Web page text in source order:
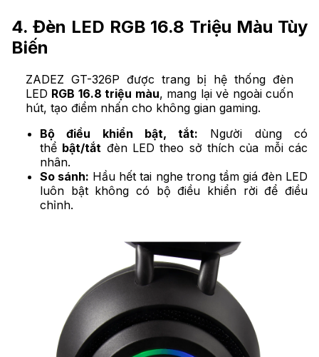
4. Đèn LED RGB 16.8 Triệu Màu Tùy
Biến
ZADEZ GT-326P được trang bị hệ thống đèn
LED RGB 16.8 triệu màu, mang lại vẻ ngoài cuốn
hút, tạo điểm nhấn cho không gian gaming.
Bộ điều khiển bật, tắt: Người dùng có
thể bật/tắt đèn LED theo sở thích của mỗi các
nhân.
So sánh: Hầu hết tai nghe trong tầm giá đèn LED
luôn bật không có bộ điều khiển rời để điều
chỉnh.